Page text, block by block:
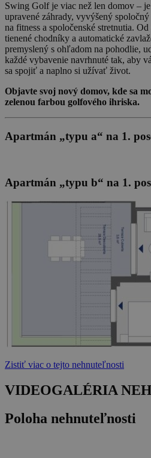
Swing Golf je viac než len domov –
upravené záhrady, vyvýšený
na fitness a spoločenské stretnutia.
tienené chodníky a automatické
premyslený s ohľadom na pohodlie,
každé vybavenie navrhnuté tak, aby
sa spojiť a naplno si užívať život.
Objavte svoj nový domov, kde sa
zelenou farbou golfového ihriska.
Apartmán „typu a“ na 1.
Apartmán „typu b“ na 1.
Zistiť viac o tejto nehnuteľnosti
VIDEOGALÉRIA
Poloha nehnuteľnosti